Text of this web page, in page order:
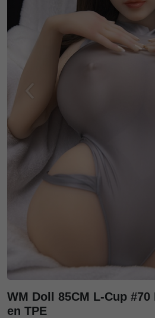
WM Doll 85CM L-Cup
en TPE